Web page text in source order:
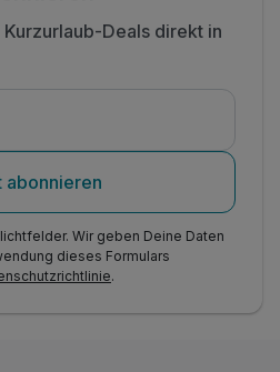
Deals direkt in
abonnieren
Wir geben Deine Daten
dieses Formulars
.